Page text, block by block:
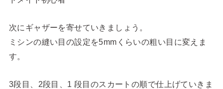
次にギャザーを寄せていきましょう。
ミシンの縫い目の設定を5mmくらいの粗い目に変えま
す。
3段目、2段目、1 段目のスカートの順で仕上げていきま